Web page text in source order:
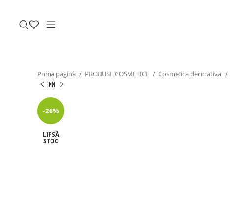
Prima pagină PRODUSE COSMETICE Cosmetica decorativa
-26%
LIPSĂ
STOC